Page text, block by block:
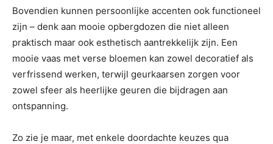
Bovendien kunnen persoonlijke accenten ook functioneel
zijn – denk aan mooie opbergdozen die niet alleen
praktisch maar ook esthetisch aantrekkelijk zijn. Een
mooie vaas met verse bloemen kan zowel decoratief als
verfrissend werken, terwijl geurkaarsen zorgen voor
zowel sfeer als heerlijke geuren die bijdragen aan
ontspanning.
Zo zie je maar, met enkele doordachte keuzes qua